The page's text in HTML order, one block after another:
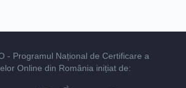
- Programul Național de Certificare a
Online din România inițiat de: